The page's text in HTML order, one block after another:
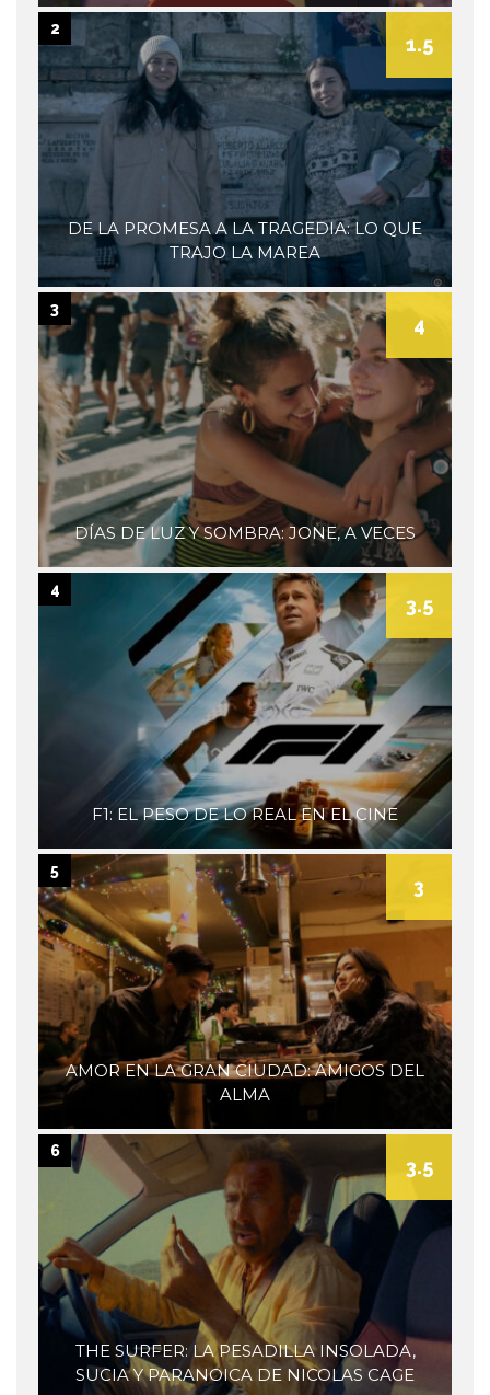
DE LA PROMESA A LA TRAGEDIA: LO QUE
TRAJO LA MAREA
1.5
2
DÍAS DE LUZ Y SOMBRA: JONE, A VECES
4
3
F1: EL PESO DE LO REAL EN EL CINE
3.5
4
AMOR EN LA GRAN CIUDAD: AMIGOS DEL
ALMA
3
5
THE SURFER: LA PESADILLA INSOLADA,
SUCIA Y PARANOICA DE NICOLAS CAGE
3.5
6